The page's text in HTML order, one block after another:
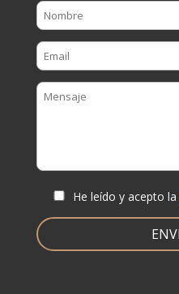
He leído y acepto la